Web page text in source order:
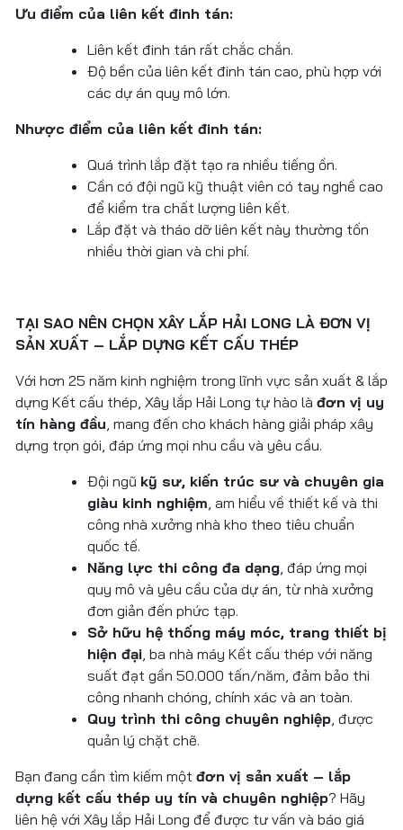
Ưu điểm của liên kết đinh tán:
Liên kết đinh tán rất chắc chắn.
Độ bền của liên kết đinh tán cao, phù hợp với
các dự án quy mô lớn.
Nhược điểm của liên kết đinh tán:
Quá trình lắp đặt tạo ra nhiều tiếng ồn.
Cần có đội ngũ kỹ thuật viên có tay nghề cao
để kiểm tra chất lượng liên kết.
Lắp đặt và tháo dỡ liên kết này thường tốn
nhiều thời gian và chi phí.
TẠI SAO NÊN CHỌN XÂY LẮP HẢI LONG LÀ ĐƠN VỊ
SẢN XUẤT – LẮP DỰNG KẾT CẤU THÉP
Với hơn 25 năm kinh nghiệm trong lĩnh vực sản xuất & lắp
dựng Kết cấu thép, Xây lắp Hải Long tự hào là đơn vị uy
tín hàng đầu , mang đến cho khách hàng giải pháp xây
dựng trọn gói, đáp ứng mọi nhu cầu và yêu cầu.
Đội ngũ kỹ sư, kiến trúc sư và chuyên gia
giàu kinh nghiệm , am hiểu về thiết kế và thi
công nhà xưởng nhà kho theo tiêu chuẩn
quốc tế.
Năng lực thi công đa dạng , đáp ứng mọi
quy mô và yêu cầu của dự án, từ nhà xưởng
đơn giản đến phức tạp.
Sở hữu hệ thống máy móc, trang thiết bị
hiện đại , ba nhà máy Kết cấu thép với năng
suất đạt gần 50.000 tấn/năm, đảm bảo thi
công nhanh chóng, chính xác và an toàn.
Quy trình thi công chuyên nghiệp , được
quản lý chặt chẽ.
Bạn đang cần tìm kiếm một đơn vị sản xuất – lắp
dựng kết cấu thép uy tín và chuyên nghiệp? Hãy
liên hệ với Xây lắp Hải Long để được tư vấn và báo giá